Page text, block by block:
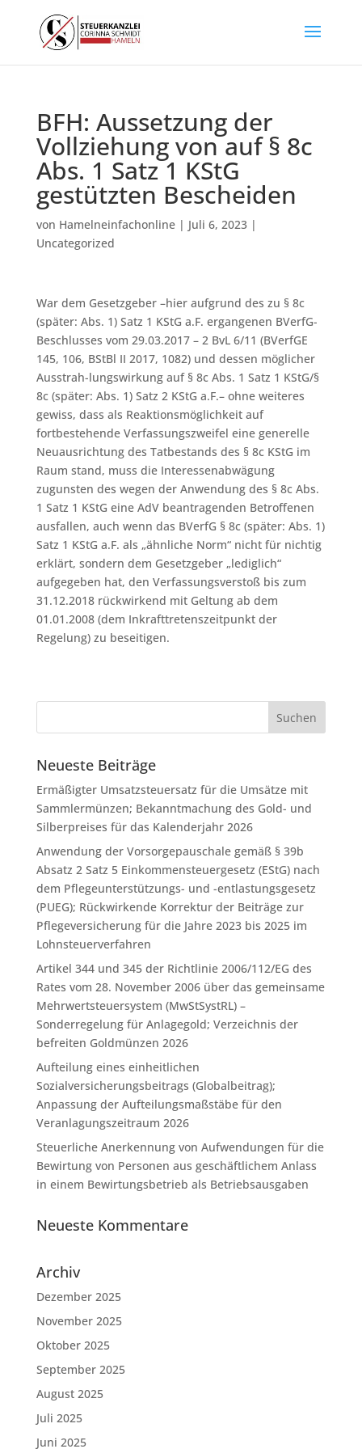
BFH: Aussetzung der
Vollziehung von auf § 8c
Abs. 1 Satz 1 KStG
gestützten Bescheiden
von Hamelneinfachonline| Juli 6, 2023|
Uncategorized
War dem Gesetzgeber –hier aufgrund des zu § 8c
(später: Abs. 1) Satz 1 KStG a.F. ergangenen BVerfG-
Beschlusses vom 29.03.2017 – 2 BvL 6/11 (BVerfGE
145, 106, BStBl II 2017, 1082) und dessen möglicher
Ausstrah-lungswirkung auf § 8c Abs. 1 Satz 1 KStG/§
8c (später: Abs. 1) Satz 2 KStG a.F.– ohne weiteres
gewiss, dass als Reaktionsmöglichkeit auf
fortbestehende Verfassungszweifel eine generelle
Neuausrichtung des Tatbestands des § 8c KStG im
Raum stand, muss die Interessenabwägung
zugunsten des wegen der Anwendung des § 8c Abs.
1 Satz 1 KStG eine AdV beantragenden Betroffenen
ausfallen, auch wenn das BVerfG § 8c (später: Abs. 1)
Satz 1 KStG a.F. als „ähnliche Norm“ nicht für nichtig
erklärt, sondern dem Gesetzgeber „lediglich“
aufgegeben hat, den Verfassungsverstoß bis zum
31.12.2018 rückwirkend mit Geltung ab dem
01.01.2008 (dem Inkrafttretenszeitpunkt der
Regelung) zu beseitigen.
Neueste Beiträge
Ermäßigter Umsatzsteuersatz für die Umsätze mit
Sammlermünzen; Bekanntmachung des Gold- und
Silberpreises für das Kalenderjahr 2026
Anwendung der Vorsorgepauschale gemäß § 39b
Absatz 2 Satz 5 Einkommensteuergesetz (EStG) nach
dem Pflegeunterstützungs- und -entlastungsgesetz
(PUEG); Rückwirkende Korrektur der Beiträge zur
Pflegeversicherung für die Jahre 2023 bis 2025 im
Lohnsteuerverfahren
Artikel 344 und 345 der Richtlinie 2006/112/EG des
Rates vom 28. November 2006 über das gemeinsame
Mehrwertsteuersystem (MwStSystRL) –
Sonderregelung für Anlagegold; Verzeichnis der
befreiten Goldmünzen 2026
Aufteilung eines einheitlichen
Sozialversicherungsbeitrags (Globalbeitrag);
Anpassung der Aufteilungsmaßstäbe für den
Veranlagungszeitraum 2026
Steuerliche Anerkennung von Aufwendungen für die
Bewirtung von Personen aus geschäftlichem Anlass
in einem Bewirtungsbetrieb als Betriebsausgaben
Neueste Kommentare
Archiv
Dezember 2025
November 2025
Oktober 2025
September 2025
August 2025
Juli 2025
Juni 2025